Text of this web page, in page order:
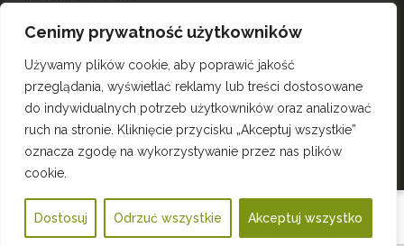
Cenimy prywatność użytkowników
Używamy plików cookie, aby poprawić jakość
przeglądania, wyświetlać reklamy lub treści dostosowane
do indywidualnych potrzeb użytkowników oraz analizować
ruch na stronie. Kliknięcie przycisku „Akceptuj wszystkie”
oznacza zgodę na wykorzystywanie przez nas plików
cookie.
Dostosuj Odrzuć wszystkie Akceptuj wszystko
wewnętrznych
zewnętrznych
wszystkie produkty
instagram
2022Solar Rolety.Wszystkie prawa zastrzeżone
Wykonanie:Angon - Agencja Interaktywna